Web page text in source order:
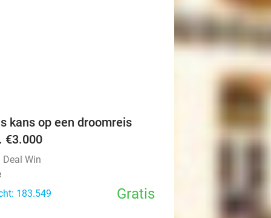
kans op een droomreis
€3.000
Win
183.549
Gratis